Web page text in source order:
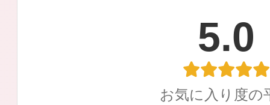
スキンケア人気ライン5.0
お気に入り度の